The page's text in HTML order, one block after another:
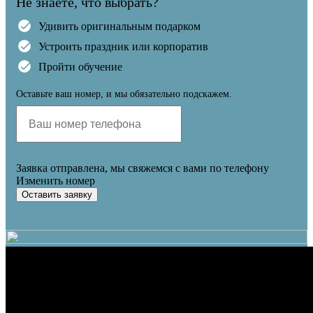
Удивить оригинальным подарком
Устроить праздник или корпоратив
Пройти обучение
Оставьте ваш номер, и мы обязательно подскажем.
Заявка отправлена, мы свяжемся с вами по телефону
Изменить номер
Оставить заявку